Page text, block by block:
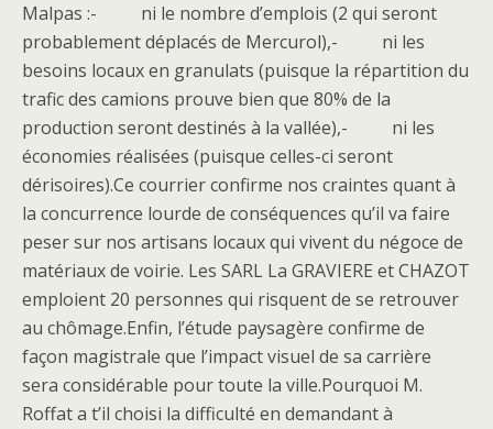
Malpas :- ni le nombre d’emplois (2 qui seront
probablement déplacés de Mercurol),- ni les
besoins locaux en granulats (puisque la répartition du
trafic des camions prouve bien que 80% de la
production seront destinés à la vallée),- ni les
économies réalisées (puisque celles-ci seront
dérisoires).Ce courrier confirme nos craintes quant à
la concurrence lourde de conséquences qu’il va faire
peser sur nos artisans locaux qui vivent du négoce de
matériaux de voirie. Les SARL La GRAVIERE et CHAZOT
emploient 20 personnes qui risquent de se retrouver
au chômage.Enfin, l’étude paysagère confirme de
façon magistrale que l’impact visuel de sa carrière
sera considérable pour toute la ville.Pourquoi M.
Roffat a t’il choisi la difficulté en demandant à